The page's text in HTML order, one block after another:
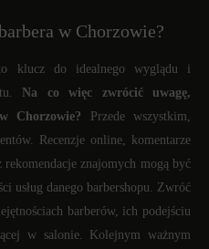
w Chorzowie?
klucz do idealnego wyglądu i
Na co więc zwrócić uwagę,
Chorzowie? Przede wszystkim,
Recenzje online, komentarze
rekomendacje znajomych mogą być
usług danego barbershopu. Zwróć
barberów, ich podejściu
w salonie. Kolejnym ważnym